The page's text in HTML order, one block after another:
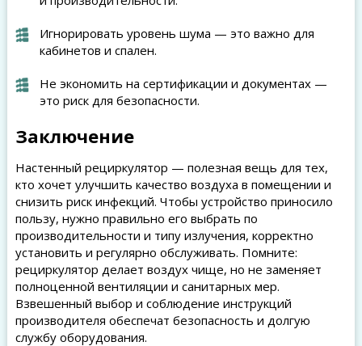
Игнорировать уровень шума — это важно для
кабинетов и спален.
Не экономить на сертификации и документах —
это риск для безопасности.
Заключение
Настенный рециркулятор — полезная вещь для тех,
кто хочет улучшить качество воздуха в помещении и
снизить риск инфекций. Чтобы устройство приносило
пользу, нужно правильно его выбрать по
производительности и типу излучения, корректно
установить и регулярно обслуживать. Помните:
рециркулятор делает воздух чище, но не заменяет
полноценной вентиляции и санитарных мер.
Взвешенный выбор и соблюдение инструкций
производителя обеспечат безопасность и долгую
службу оборудования.